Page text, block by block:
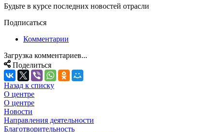
Будьте в курсе последних новостей отрасли
Подписаться
Комментарии
Загрузка комментариев...
Поделиться
Назад к списку
О центре
О центре
Новости
Направления деятельности
Благотворительность